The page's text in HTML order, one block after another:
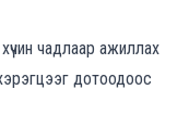
чадлаар ажиллах
дотоодоос